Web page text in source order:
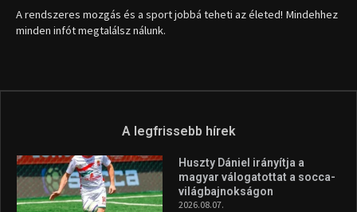
A rendszeres mozgás és a sport jobbá teheti az életed! Mindehhez
minden infót megtalálsz nálunk.
A legfrissebb hírek
Huszty Dániel irányítja a
magyar válogatottat a socca-
világbajnokságon
2026.08.07.